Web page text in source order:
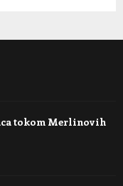
tokom Merlinovih